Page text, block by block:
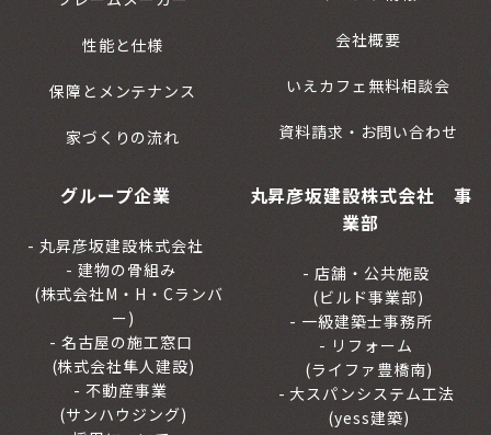
性能と仕様
保障とメンテナンス
家づくりの流れ
会社概要
いえカフェ無料相談会
資料請求・お問い合わせ
グループ企業
丸昇彦坂建設株式会社
建物の骨組み
(株式会社M・H・Cランバ
ー)
名古屋の施工窓口
(株式会社隼人建設)
不動産事業
(サンハウジング)
丸昇彦坂建設株式会社 事
業部
店舗・公共施設
(ビルド事業部)
一級建築士事務所
リフォーム
(ライファ豊橋南)
大スパンシステム工法
(yess建築)